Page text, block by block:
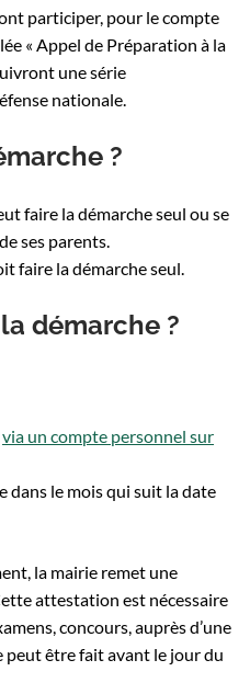
participer, pour le compte
« Appel de Préparation à la
une série
nationale.
?
faire la démarche seul ou se
ses parents.
faire la démarche seul.
démarche ?
via un compte personnel sur
dans un nouvel onglet)
dans le mois qui suit la date
la mairie remet une
attestation est nécessaire
concours, auprès d’une
peut être fait avant le jour du